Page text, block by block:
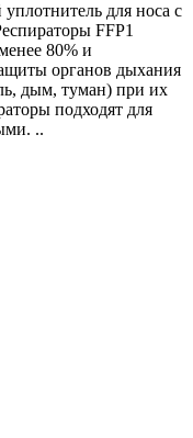
для носа с
FFP1
80% и
органов дыхания
дым, туман) при их
подходят для
..